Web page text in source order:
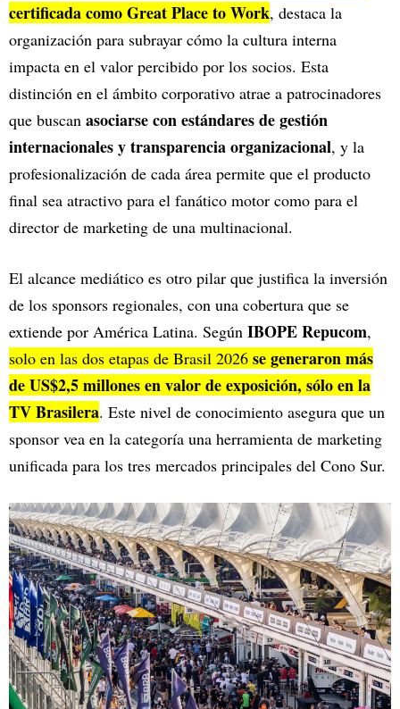
certificada como Great Place to Work, destaca la
organización para subrayar cómo la cultura interna
impacta en el valor percibido por los socios. Esta
distinción en el ámbito corporativo atrae a patrocinadores
que buscan asociarse con estándares de gestión
internacionales y transparencia organizacional, y la
profesionalización de cada área permite que el producto
final sea atractivo para el fanático motor como para el
director de marketing de una multinacional.
El alcance mediático es otro pilar que justifica la inversión
de los sponsors regionales, con una cobertura que se
extiende por América Latina. Según IBOPE Repucom,
solo en las dos etapas de Brasil 2026 se generaron más
de US$2,5 millones en valor de exposición, sólo en la
TV Brasilera. Este nivel de conocimiento asegura que un
sponsor vea en la categoría una herramienta de marketing
unificada para los tres mercados principales del Cono Sur.